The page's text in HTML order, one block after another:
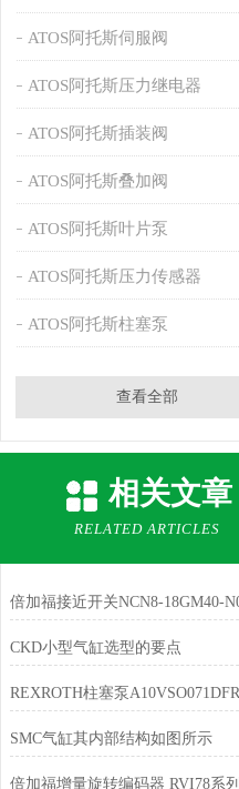
ATOS阿托斯伺服阀
ATOS阿托斯压力继电器
ATOS阿托斯插装阀
ATOS阿托斯叠加阀
ATOS阿托斯叶片泵
ATOS阿托斯压力传感器
ATOS阿托斯柱塞泵
查看全部
相关文章
RELATED ARTICLES
CKD小型气缸选型的要点
SMC气缸其内部结构如图所示
倍加福增量旋转编码器 RVI78系列